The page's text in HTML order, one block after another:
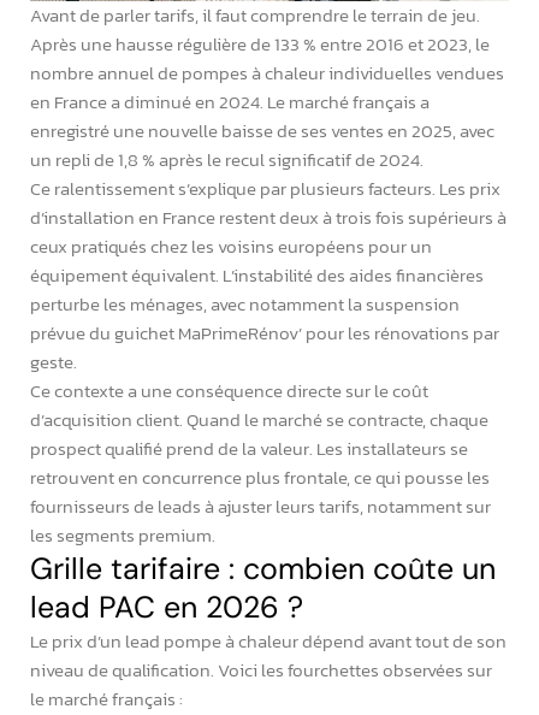
Avant de parler tarifs, il faut comprendre le terrain de jeu.
Après une hausse régulière de 133 % entre 2016 et 2023, le
nombre annuel de pompes à chaleur individuelles vendues
en France a diminué en 2024. Le marché français a
enregistré une nouvelle baisse de ses ventes en 2025, avec
un repli de 1,8 % après le recul significatif de 2024.
Ce ralentissement s’explique par plusieurs facteurs. Les prix
d’installation en France restent deux à trois fois supérieurs à
ceux pratiqués chez les voisins européens pour un
équipement équivalent. L’instabilité des aides financières
perturbe les ménages, avec notamment la suspension
prévue du guichet MaPrimeRénov’ pour les rénovations par
geste.
Ce contexte a une conséquence directe sur le coût
d’acquisition client. Quand le marché se contracte, chaque
prospect qualifié prend de la valeur. Les installateurs se
retrouvent en concurrence plus frontale, ce qui pousse les
fournisseurs de leads à ajuster leurs tarifs, notamment sur
les segments premium.
Grille tarifaire : combien coûte un
lead PAC en 2026 ?
Le prix d’un lead pompe à chaleur dépend avant tout de son
niveau de qualification. Voici les fourchettes observées sur
le marché français :